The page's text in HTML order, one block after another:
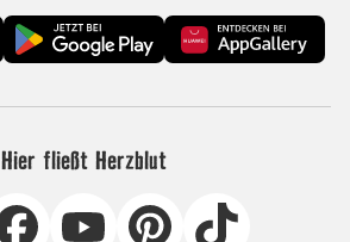
Hier fließt Herzblut